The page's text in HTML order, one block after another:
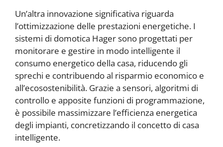
Un’altra innovazione significativa riguarda
l’ottimizzazione delle prestazioni energetiche. I
sistemi di domotica Hager sono progettati per
monitorare e gestire in modo intelligente il
consumo energetico della casa, riducendo gli
sprechi e contribuendo al risparmio economico e
all’ecosostenibilità. Grazie a sensori, algoritmi di
controllo e apposite funzioni di programmazione,
è possibile massimizzare l’efficienza energetica
degli impianti, concretizzando il concetto di casa
intelligente.